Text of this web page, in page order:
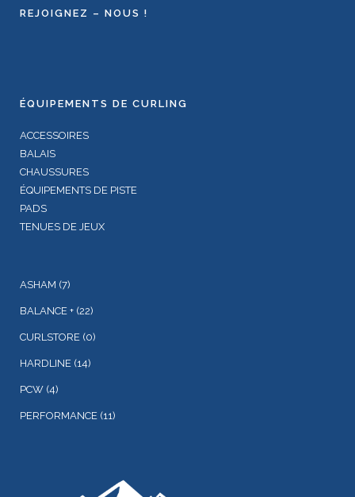
REJOIGNEZ – NOUS !
ÉQUIPEMENTS DE CURLING
ACCESSOIRES
BALAIS
CHAUSSURES
ÉQUIPEMENTS DE PISTE
PADS
TENUES DE JEUX
ASHAM (7)
BALANCE + (22)
CURLSTORE (0)
HARDLINE (14)
PCW (4)
PERFORMANCE (11)